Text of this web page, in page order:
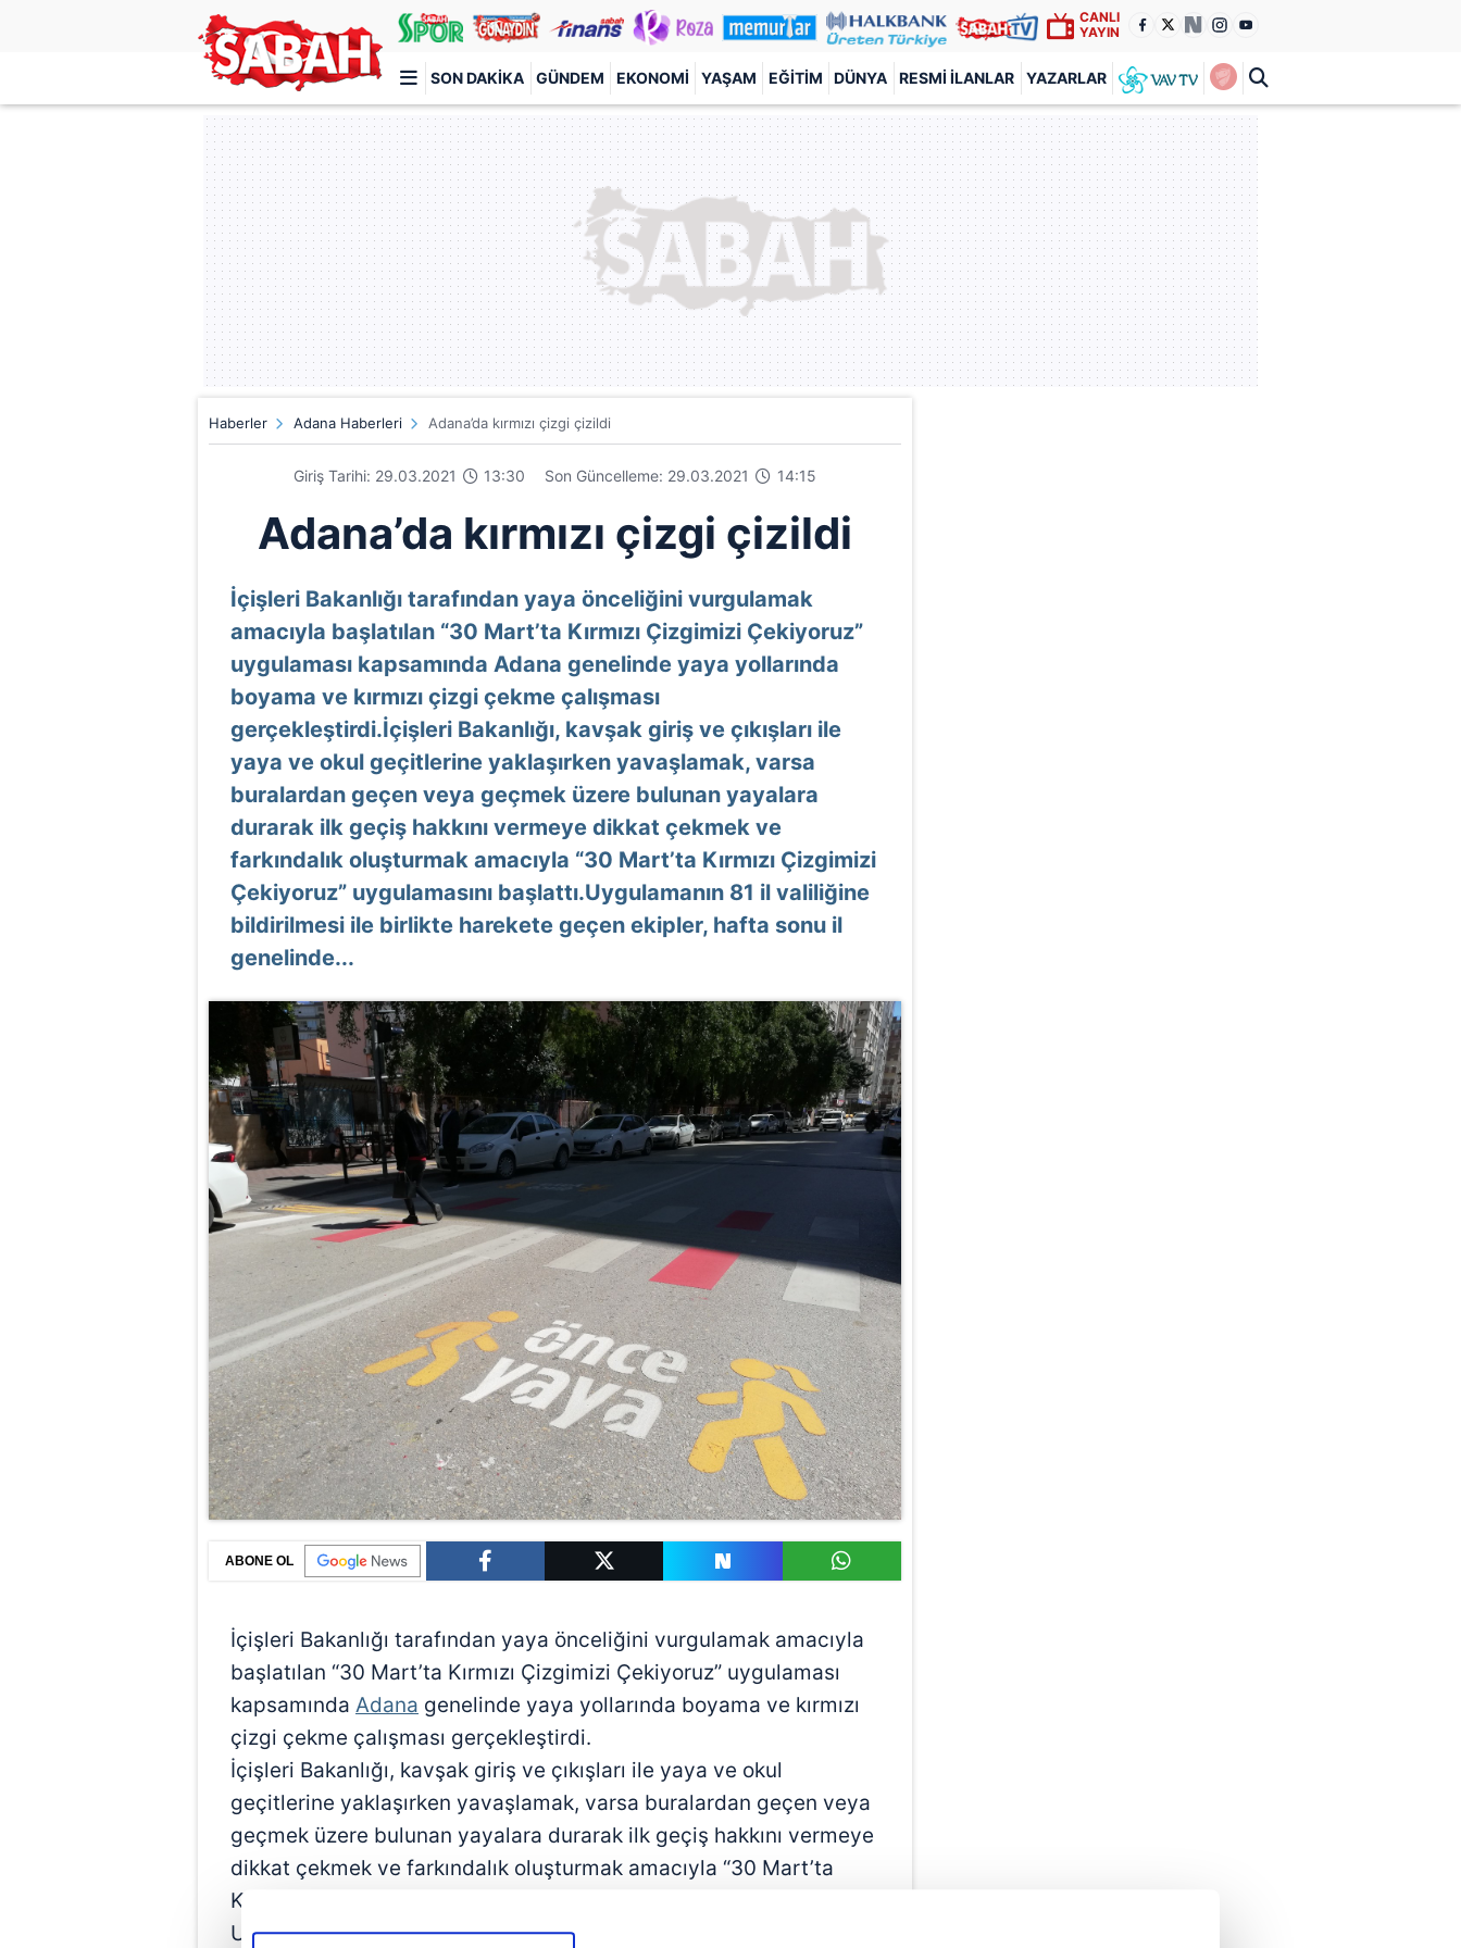
CANLI
YAYIN
SON DAKIKA GÜNDEM EKONOMI YAŞAM EĞITIM DÜNYA RESMI İLANLAR YAZARLAR
Türkiye'nin en iyi haber sitesi
Haberler Adana Haberleri Adana’da kırmızı çizgi çizildi
Giriş Tarihi: 29.03.2021 13:30 Son Güncelleme: 29.03.2021 14:15
Adana’da kırmızı çizgi çizildi
İçişleri Bakanlığı tarafından yaya önceliğini vurgulamak
amacıyla başlatılan “30 Mart’ta Kırmızı Çizgimizi Çekiyoruz”
uygulaması kapsamında Adana genelinde yaya yollarında
boyama ve kırmızı çizgi çekme çalışması
gerçekleştirdi.İçişleri Bakanlığı, kavşak giriş ve çıkışları ile
yaya ve okul geçitlerine yaklaşırken yavaşlamak, varsa
buralardan geçen veya geçmek üzere bulunan yayalara
durarak ilk geçiş hakkını vermeye dikkat çekmek ve
farkındalık oluşturmak amacıyla “30 Mart’ta Kırmızı Çizgimizi
Çekiyoruz” uygulamasını başlattı.Uygulamanın 81 il valiliğine
bildirilmesi ile birlikte harekete geçen ekipler, hafta sonu il
genelinde...
ABONE OL
İçişleri Bakanlığı tarafından yaya önceliğini vurgulamak amacıyla
başlatılan “30 Mart’ta Kırmızı Çizgimizi Çekiyoruz” uygulaması
kapsamında Adana genelinde yaya yollarında boyama ve kırmızı
çizgi çekme çalışması gerçekleştirdi.
İçişleri Bakanlığı, kavşak giriş ve çıkışları ile yaya ve okul
geçitlerine yaklaşırken yavaşlamak, varsa buralardan geçen veya
geçmek üzere bulunan yayalara durarak ilk geçiş hakkını vermeye
dikkat çekmek ve farkındalık oluşturmak amacıyla “30 Mart’ta
Kırmızı Çizgimizi Çekiyoruz” uygulamasını başlattı.
Uygulamanın 81 il valiliğine bildirilmesi ile birlikte harekete geçen